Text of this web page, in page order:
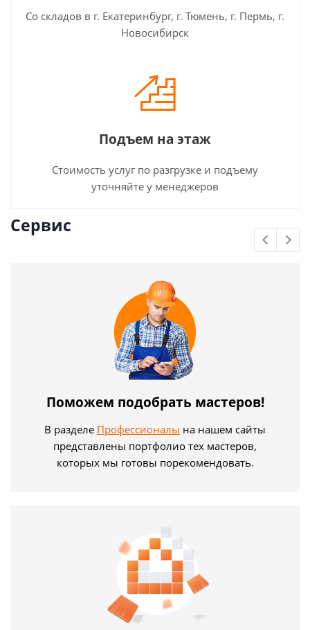
Со складов в г. Екатеринбург, г. Тюмень, г. Пермь, г.
Новосибирск
Подъем на этаж
Стоимость услуг по разгрузке и подъему
уточняйте у менеджеров
Сервис
Поможем подобрать мастеров!
В разделе Профессионалы на нашем сайты
представлены портфолио тех мастеров,
которых мы готовы порекомендовать.